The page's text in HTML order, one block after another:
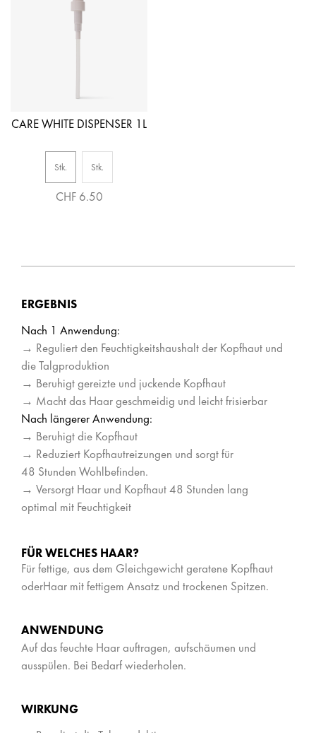
CARE WHITE DISPENSER 1L
Stk. Stk.
CHF 6.50
ERGEBNIS
Nach 1 Anwendung:
→ Reguliert den Feuchtigkeitshaushalt der Kopfhaut und
die Talgproduktion
→ Beruhigt gereizte und juckende Kopfhaut
→ Macht das Haar geschmeidig und leicht frisierbar
Nach längerer Anwendung:
→ Beruhigt die Kopfhaut
→ Reduziert Kopfhautreizungen und sorgt für
48 Stunden Wohlbefinden.
→ Versorgt Haar und Kopfhaut 48 Stunden lang
optimal mit Feuchtigkeit
FÜR WELCHES HAAR?
Für fettige, aus dem Gleichgewicht geratene Kopfhaut
oderHaar mit fettigem Ansatz und trockenen Spitzen.
ANWENDUNG
Auf das feuchte Haar auftragen, aufschäumen und
ausspülen. Bei Bedarf wiederholen.
WIRKUNG